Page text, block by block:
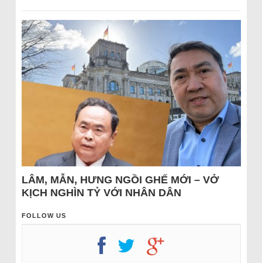
LÂM, MẪN, HƯNG NGỒI GHẾ MỚI – VỞ
KỊCH NGHÌN TỶ VỚI NHÂN DÂN
FOLLOW US